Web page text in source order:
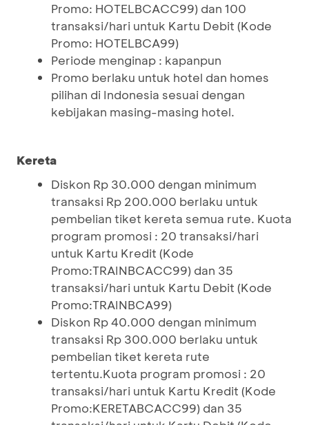
Promo: HOTELBCACC99) dan 100
transaksi/hari untuk Kartu Debit (Kode
Promo: HOTELBCA99)
Periode menginap : kapanpun
Promo berlaku untuk hotel dan homes
pilihan di Indonesia sesuai dengan
kebijakan masing-masing hotel.
Kereta
Diskon Rp 30.000 dengan minimum
transaksi Rp 200.000 berlaku untuk
pembelian tiket kereta semua rute. Kuota
program promosi : 20 transaksi/hari
untuk Kartu Kredit (Kode
Promo:TRAINBCACC99) dan 35
transaksi/hari untuk Kartu Debit (Kode
Promo:TRAINBCA99)
Diskon Rp 40.000 dengan minimum
transaksi Rp 300.000 berlaku untuk
pembelian tiket kereta rute
tertentu.Kuota program promosi : 20
transaksi/hari untuk Kartu Kredit (Kode
Promo:KERETABCACC99) dan 35